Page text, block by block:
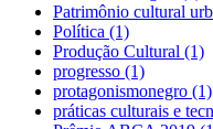
Patrimônio cultural
Política (1)
Produção Cultural (1)
progresso (1)
protagonismonegro (1)
práticas culturais e